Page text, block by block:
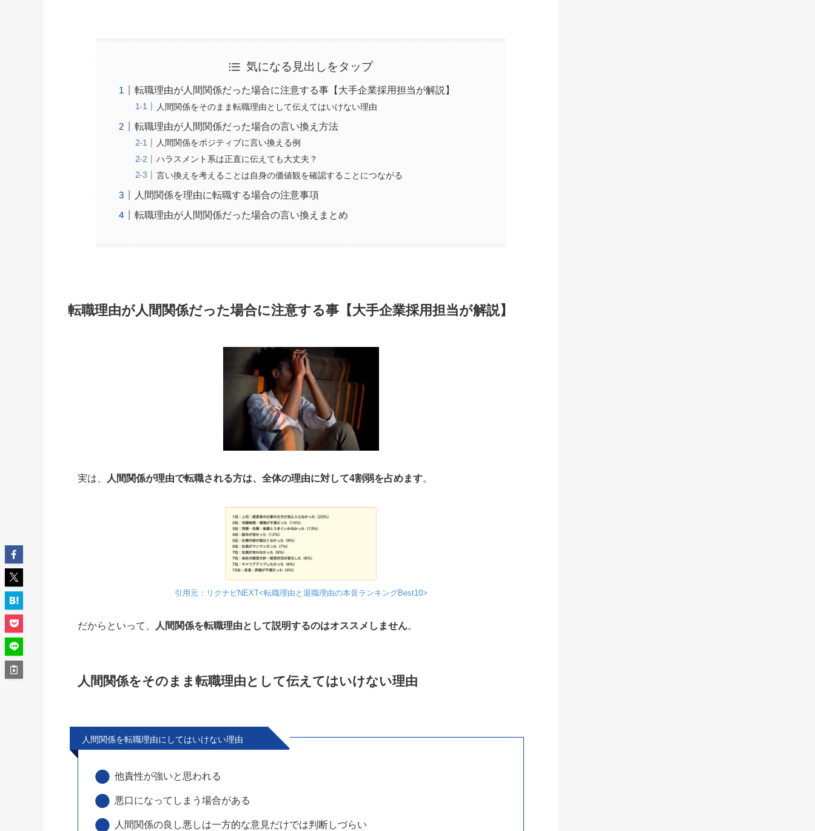
気になる見出しをタップ
転職理由が人間関係だった場合に注意する事【大手企業採用担当が解説】
人間関係をそのまま転職理由として伝えてはいけない理由
転職理由が人間関係だった場合の言い換え方法
人間関係をポジティブに言い換える例
ハラスメント系は正直に伝えても大丈夫？
言い換えを考えることは自身の価値観を確認することにつながる
人間関係を理由に転職する場合の注意事項
転職理由が人間関係だった場合の言い換えまとめ
転職理由が人間関係だった場合に注意する事【大手企業採用担当が解説】
実は、 人間関係が理由で転職される方は、全体の理由に対して4割弱を占めます。
引用元：リクナビNEXT<転職理由と退職理由の本音ランキングBest10>
だからといって、 人間関係を転職理由として説明するのはオススメしません。
人間関係をそのまま転職理由として伝えてはいけない理由
人間関係を転職理由にしてはいけない理由
他責性が強いと思われる
悪口になってしまう場合がある
人間関係の良し悪しは一方的な意見だけでは判断しづらい